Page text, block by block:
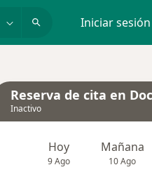
Iniciar sesión
Reserva de cita en
Inactivo
Hoy
9 Ago
Mañana
10 Ago